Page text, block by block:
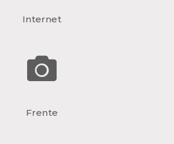
Internet
Frente